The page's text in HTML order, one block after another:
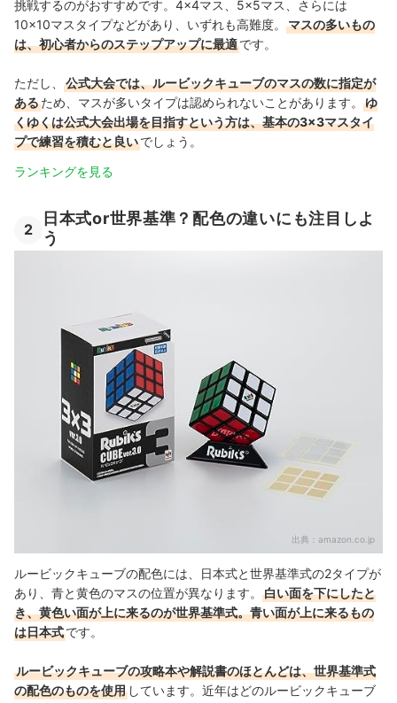
挑戦するのがおすすめです。4×4マス、5×5マス、さらには
10×10マスタイプなどがあり、いずれも高難度。
マスの多いもの
は、初心者からのステップアップに最適です。
ただし、
公式大会では、ルービックキューブのマスの数に指定が
あるため、マスが多いタイプは認められないことがあります。
ゆ
くゆくは公式大会出場を目指すという方は、基本の3×3マスタイ
プで練習を積むと良いでしょう。
ランキングを見る
2
日本式or世界基準？配色の違いにも注目しよ
う
出典： amazon.co.jp
ルービックキューブの配色には、日本式と世界基準式の2タイプが
あり、青と黄色のマスの位置が異なります。
白い面を下にしたと
き、黄色い面が上に来るのが世界基準式。青い面が上に来るもの
は日本式です。
ルービックキューブの攻略本や解説書のほとんどは、世界基準式
の配色のものを使用 しています。近年はどのルービックキューブ